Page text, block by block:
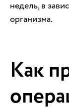
недель, в
организма.
Как